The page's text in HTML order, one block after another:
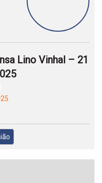
Lino Vinhal – 21